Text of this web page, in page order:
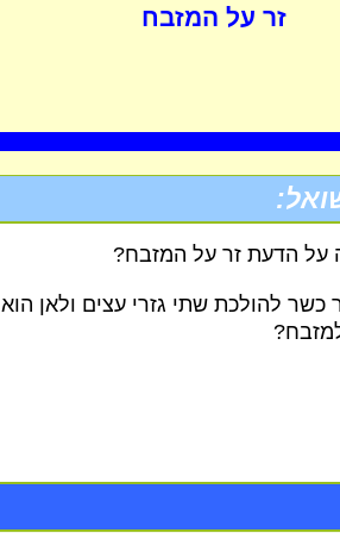
זר על המזבח
על הדעת זר על המזבח?
כשר להולכת שתי גזרי עצים ולאן הוא